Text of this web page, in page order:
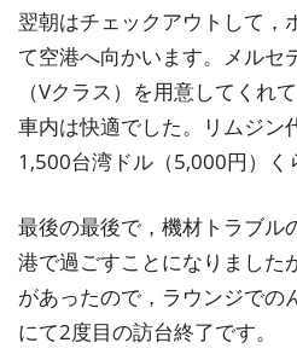
翌朝はチェックアウトして，
て空港へ向かいます。メルセ
（Vクラス）を用意してくれ
車内は快適でした。リムジン
1,500台湾ドル（5,000円）く
最後の最後で，機材トラブル
港で過ごすことになりました
があったので，ラウンジでの
にて2度目の訪台終了です。